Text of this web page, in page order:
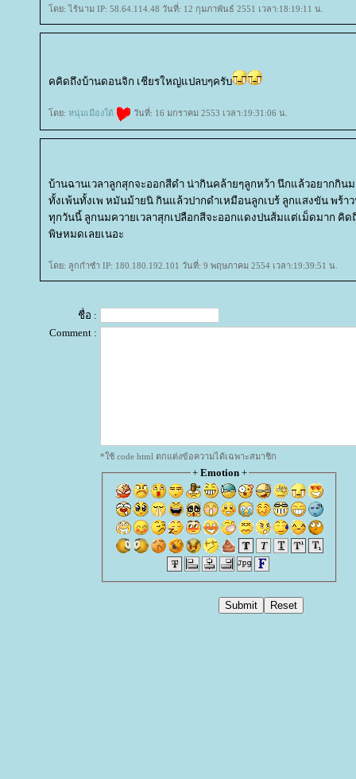
ดย: ไร้นาม IP: 58.64.114.48 วันที่: 12 กุมภาพันธ์ 2551 เวลา:18:19:11 น.
คคิดถึงบ้านดอนจิก เชียรใหญ่แปลบๆครับ
ดย: หนุ่มเมืองใต้ วันที่: 16 มกราคม 2553 เวลา:19:31:06 น.
บ้านฉานเวลาลูกสุกจะออกสีดำ น่ากินคล้ายๆลูกหว้า นึกแล้วอยากกิน
ทั้งเพ้นทั้งเพ หมันม้ายนิ กินแล้วปากดำเหมือนลูกเบร้ ลูกแสงขัน พร้า
ทุกวันนี้ ลูกนมควายเวลาสุกเปลือกสีจะออกแดงปนส้มแต่เม็ดมาก คิ
พิษหมดเลยเนอะ
ดย: ลูกกำซำ IP: 180.180.192.101 วันที่: 9 พฤษภาคม 2554 เวลา:19:39:51 น.
ชื่อ :
Comment :
*ใช้ code html ตกแต่งข้อความได้เฉพาะสมาชิก
+ Emotion+